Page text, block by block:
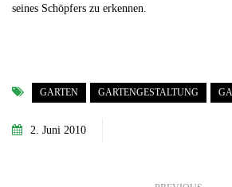
seines Schöpfers zu erkennen.
GARTEN GARTENGESTALTUNG
2. Juni 2010